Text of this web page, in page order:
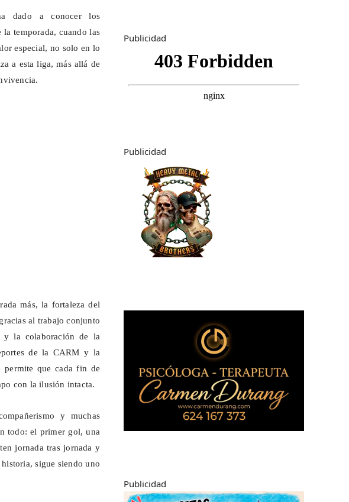
dado a conocer los
la temporada, cuando las
especial, no solo en lo
a esta liga, más allá de
más, la fortaleza del
al trabajo conjunto
y la colaboración de la
de la CARM y la
permite que cada fin de
con la ilusión intacta.
y muchas
todo: el primer gol, una
jornada tras jornada y
sigue siendo uno
Publicidad
Publicidad
Publicidad